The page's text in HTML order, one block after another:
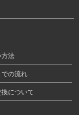
方法
での流れ
について